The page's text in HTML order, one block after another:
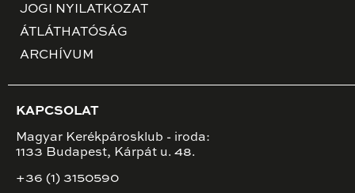
JOGI NYILATKOZAT
ÁTLÁTHATÓSÁG
ARCHÍVUM
KAPCSOLAT
Magyar Kerékpárosklub - iroda:
1133 Budapest, Kárpát u. 48.
+36 (1) 3150590